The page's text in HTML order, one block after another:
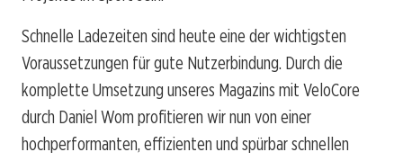
Schnelle Ladezeiten sind heute eine der wichtigsten
Voraussetzungen für gute Nutzerbindung. Durch die
komplette Umsetzung unseres Magazins mit VeloCore
durch Daniel Wom profitieren wir nun von einer
hochperformanten, effizienten und spürbar schnellen